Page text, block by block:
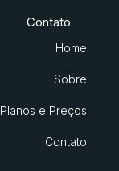
Contato
Home
Sobre
Planos e Preços
Contato